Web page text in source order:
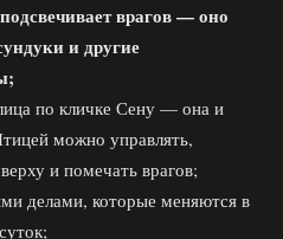
врагов — оно
и другие
по кличке Сену — она и
можно управлять,
и помечать врагов;
делами, которые меняются в